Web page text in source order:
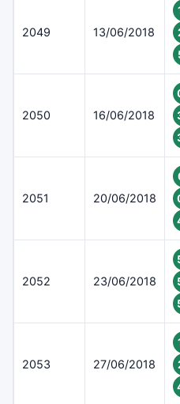
2049 13/06/2018
2050 16/06/2018
2051 20/06/2018
2052 23/06/2018
2053 27/06/2018